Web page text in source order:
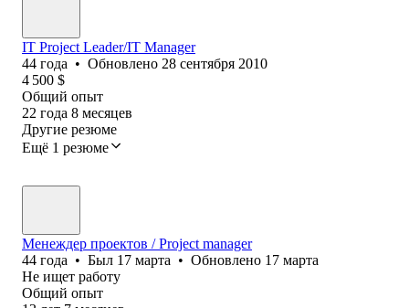
IT Project Leader/IT Manager
44 года • Обновлено 28 сентября 2010
4 500 $
Общий опыт
22 года 8 месяцев
Другие резюме
Ещё 1 резюме
Менеждер проектов / Project manager
44 года • Был 17 марта • Обновлено 17 марта
Не ищет работу
Общий опыт